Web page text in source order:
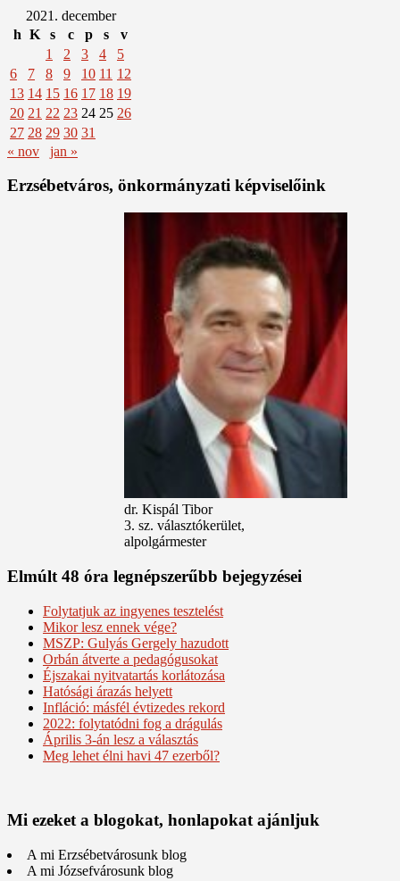
2021. december
h K s c p s
v
1
2 3 4
5
6
7 8 9 10 11 12
13 14 15 16 17 18 19
20 21 22 23 24 25 26
27 28 29 30 31
« nov
jan »
Erzsébetváros, önkormányzati képviselőink
dr. Kispál Tibor
3. sz. választókerület,
alpolgármester
Elmúlt 48 óra legnépszerűbb bejegyzései
Folytatjuk az ingyenes tesztelést
Mikor lesz ennek vége?
MSZP: Gulyás Gergely hazudott
Orbán átverte a pedagógusokat
Éjszakai nyitvatartás korlátozása
Hatósági árazás helyett
Infláció: másfél évtizedes rekord
2022: folytatódni fog a drágulás
Április 3-án lesz a választás
Meg lehet élni havi 47 ezerből?
Mi ezeket a blogokat, honlapokat ajánljuk
A mi Erzsébetvárosunk blog
A mi Józsefvárosunk blog